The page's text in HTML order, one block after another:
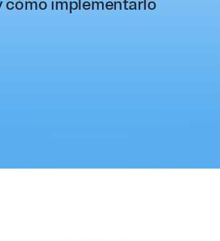
cómo implementarlo